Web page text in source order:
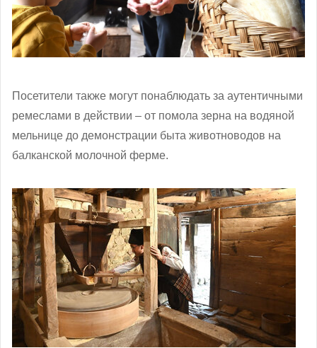
Посетители также могут понаблюдать за аутентичными
ремеслами в действии – от помола зерна на водяной
мельнице до демонстрации быта животноводов на
балканской молочной ферме.